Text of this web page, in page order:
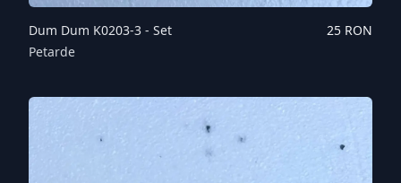
Dum Dum K0203-3 - Set
Petarde
25 RON